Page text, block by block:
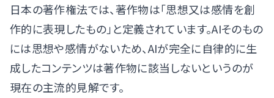
日本の著作権法では、著作物は「思想又は感情を創
作的に表現したもの」と定義されています。AIそのもの
には思想や感情がないため、AIが完全に自律的に生
成したコンテンツは著作物に該当しないというのが
現在の主流的見解です。